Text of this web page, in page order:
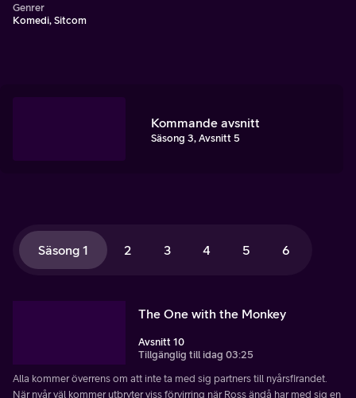
Genrer
Komedi, Sitcom
Kommande avsnitt
Säsong 3, Avsnitt 5
Säsong 1 2 3 4 5 6
The One with the Monkey
Avsnitt 10
Tillgänglig till idag 03:25
Alla kommer överrens om att inte ta med sig partners till nyårsfirandet.
När nyår väl kommer utbryter viss förvirring när Ross ändå har med sig en